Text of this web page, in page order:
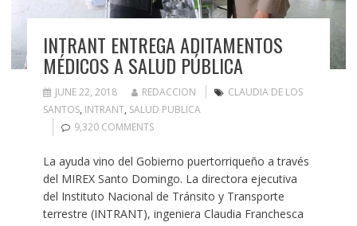
INTRANT ENTREGA ADITAMENTOS
MÉDICOS A SALUD PÚBLICA
JUNE 22, 2018 REDACCION
CLAUDIA DE LOS
SANTOS, INTRANT, SALUD PUBLICA
9,320 COMMENTS
La ayuda vino del Gobierno puertorriqueño a través
del MIREX Santo Domingo. La directora ejecutiva
del Instituto Nacional de Tránsito y Transporte
terrestre (INTRANT), ingeniera Claudia Franchesca